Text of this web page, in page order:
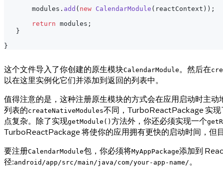
       modules
. add ( new CalendarModule ( reactContext ) ) ;
return modules ;
}
}
这个文件导入了你创建的原生模块CalendarModule。然后在
以在这里实例化它们并添加到返回的列表中。
值得注意的是，这种注册原生模块的方式会在应用启动时主
列表的createNativeModules不同，TurboReactPackage 实现
点复杂。除了实现getModule() 方法外，你还必须实现一个
TurboReactPackage 将使你的应用拥有更快的启动时间，
要注册CalendarModule包，你必须将MyAppPackage添加到
径:android/app/src/main/java/com/your-app-name/。